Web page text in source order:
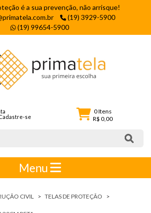
é a sua prevenção, não arrisque!
(19) 3929-5900
(19) 99654-5900
se
0Itens
R$ 0,00
Menu
CIVIL TELAS DE PROTEÇÃO